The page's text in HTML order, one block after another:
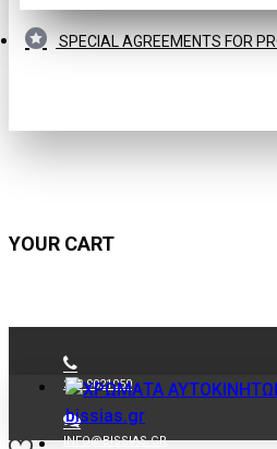
SPECIAL AGREEMENTS FOR
YOUR CART
210 9021059
INFO@BISSIAS.GR